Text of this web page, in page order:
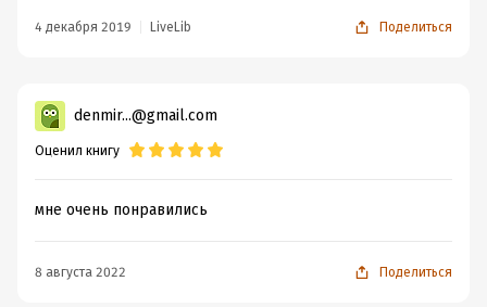
Когда я начала читать текст, я очень удивилась - чем же
на какой возраст это рассчитано и успокоилась.
Остальные приключения уже представлены более
развернуто, есть место для разгула фантазии. Но вот
чинно-благородно, а после в книге появился табак и
которыми познакомилась, но я с удовольствием
4 декабря 2019 LiveLib Поделиться
denmir...@gmail.com
Оценил книгу
мне очень понравились
8 августа 2022 Поделиться